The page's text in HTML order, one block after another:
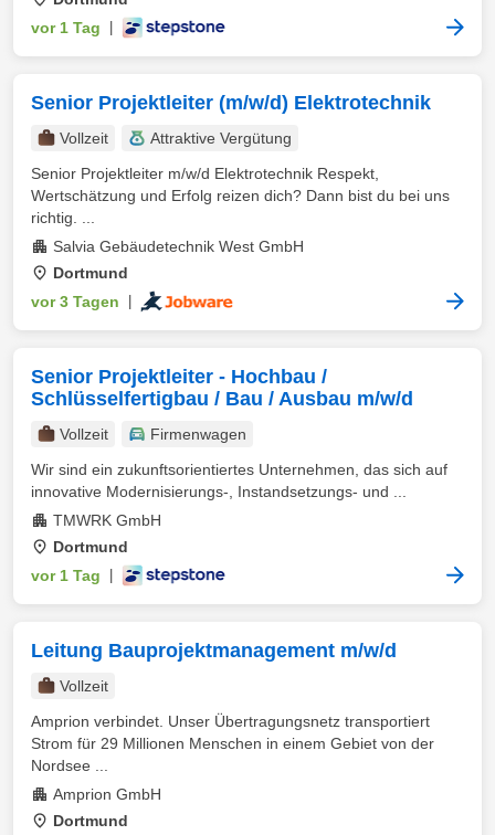
vor 1 Tag
Senior Projektleiter (m/w/d) Elektrotechnik
Vollzeit
Attraktive Vergütung
Senior Projektleiter m/w/d Elektrotechnik Respekt,
Wertschätzung und Erfolg reizen dich? Dann bist du bei uns
richtig. ...
Salvia Gebäudetechnik West GmbH
Dortmund
vor 3 Tagen
Senior Projektleiter - Hochbau /
Schlüsselfertigbau / Bau / Ausbau m/w/d
Vollzeit
Firmenwagen
Wir sind ein zukunftsorientiertes Unternehmen, das sich auf
innovative Modernisierungs-, Instandsetzungs- und ...
TMWRK GmbH
Dortmund
vor 1 Tag
Leitung Bauprojektmanagement m/w/d
Vollzeit
Amprion verbindet. Unser Übertragungsnetz transportiert
Strom für 29 Millionen Menschen in einem Gebiet von der
Nordsee ...
Amprion GmbH
Dortmund